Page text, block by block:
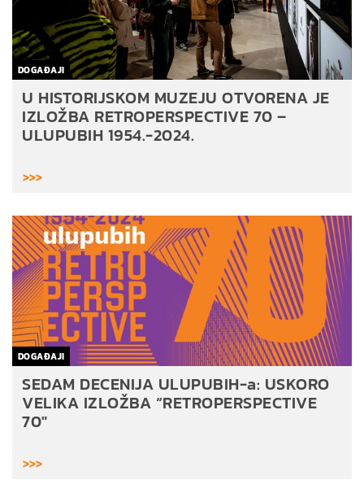
DOGAĐAJI
U HISTORIJSKOM MUZEJU OTVORENA JE
IZLOŽBA RETROPERSPECTIVE 70 –
ULUPUBIH 1954.-2024.
>>>
DOGAĐAJI
SEDAM DECENIJA ULUPUBIH-a: USKORO
VELIKA IZLOŽBA “RETROPERSPECTIVE
70″
>>>